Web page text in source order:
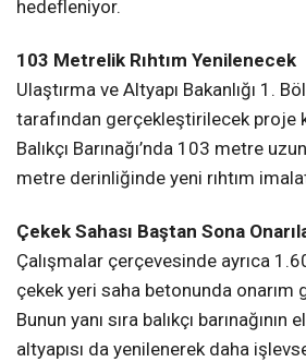
hedefleniyor.
103 Metrelik Rıhtım Yenilenecek
Ulaştırma ve Altyapı Bakanlığı 1.
tarafından gerçekleştirilecek proje
Balıkçı Barınağı’nda 103 metre
metre derinliğinde yeni rıhtım
Çekek Sahası Baştan Sona
Çalışmalar çerçevesinde ayrıca
çekek yeri saha betonunda onarım
Bunun yanı sıra balıkçı
altyapısı da yenilenerek daha